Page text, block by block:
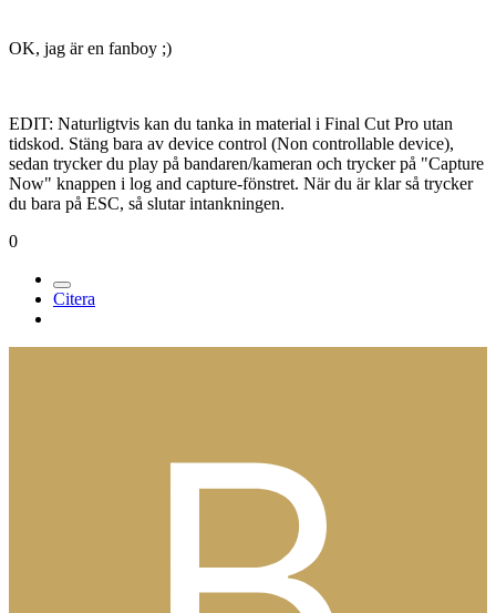
OK, jag är en fanboy ;)
EDIT: Naturligtvis kan du tanka in material i Final Cut Pro utan
tidskod. Stäng bara av device control (Non controllable device),
sedan trycker du play på bandaren/kameran och trycker på "Capture
Now" knappen i log and capture-fönstret. När du är klar så trycker
du bara på ESC, så slutar intankningen.
0
Citera